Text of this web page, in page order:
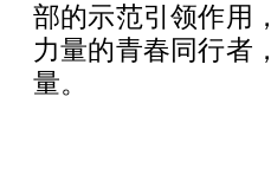
部的示范引领作用
力量的青春同行者
量。